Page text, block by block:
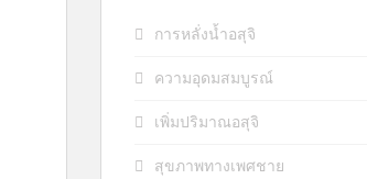
การหลั่งน้ำอสุจิ
ความอุดมสมบูรณ์
เพิ่มปริมาณอสุจิ
สุขภาพทางเพศชาย